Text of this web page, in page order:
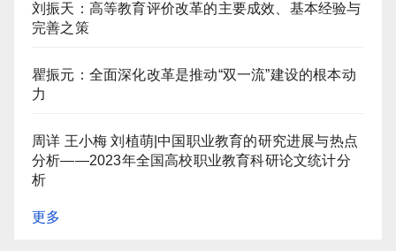
刘振天：高等教育评价改革的主要成效、基本经验与
完善之策
瞿振元：全面深化改革是推动“双一流”建设的根本动
力
周详 王小梅 刘植萌|中国职业教育的研究进展与热点
分析——2023年全国高校职业教育科研论文统计分
析
更多